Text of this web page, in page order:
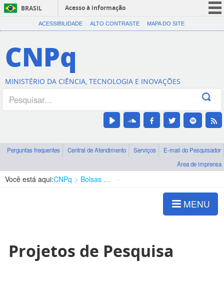
BRASIL
Acesso à informação
CORONAVÍRUS (COVID-19)
Canais
ACESSIBILIDADE ALTO CONTRASTE MAPA DO SITE
CNPq
MINISTÉRIO DA CIÊNCIA, TECNOLOGIA E INOVAÇÕES
Perguntas frequentes Central de Atendimento Serviços
E-mail do Pesquisador
Área de imprensa
Você está aqui:CNPq Bolsas e Auxílios Vigentes
MENU
Projetos de Pesquisa